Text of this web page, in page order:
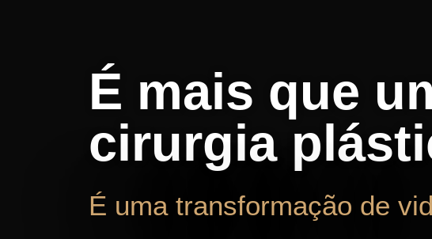
É mais que
cirurgia
É uma transformação de